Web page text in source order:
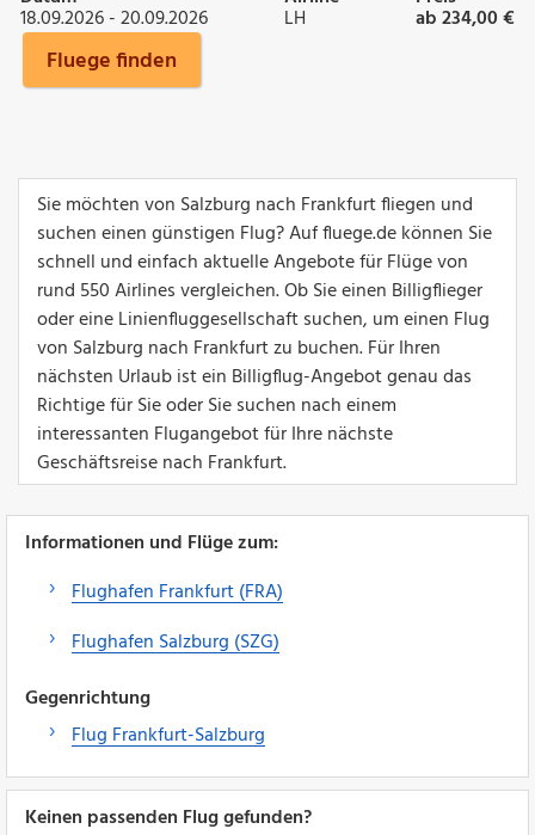
18.09.2026 - 20.09.2026 LH ab 234,00 €
Fluege finden
Sie möchten von Salzburg nach Frankfurt fliegen und
suchen einen günstigen Flug? Auf fluege.de können Sie
schnell und einfach aktuelle Angebote für Flüge von
rund 550 Airlines vergleichen. Ob Sie einen Billigflieger
oder eine Linienfluggesellschaft suchen, um einen Flug
von Salzburg nach Frankfurt zu buchen. Für Ihren
nächsten Urlaub ist ein Billigflug-Angebot genau das
Richtige für Sie oder Sie suchen nach einem
interessanten Flugangebot für Ihre nächste
Geschäftsreise nach Frankfurt.
Informationen und Flüge zum:
Flughafen Frankfurt (FRA)
Flughafen Salzburg (SZG)
Gegenrichtung
Flug Frankfurt-Salzburg
Keinen passenden Flug gefunden?